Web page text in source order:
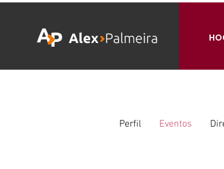
Perfil Eventos